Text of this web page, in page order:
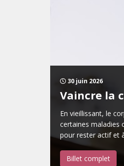
30 juin 2026
Vaincre la
En vieillissant, le
certaines maladies
pour rester actif et
Billet complet